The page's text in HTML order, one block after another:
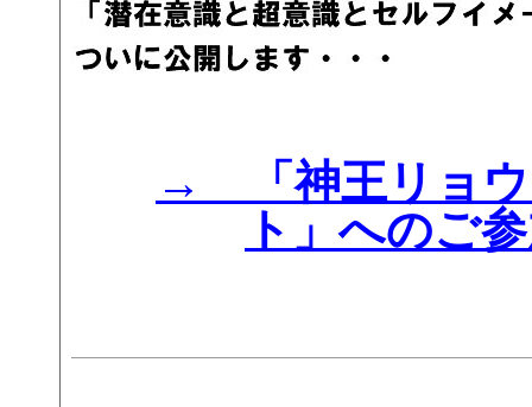
→ 「神王リョウ
ト」へのご